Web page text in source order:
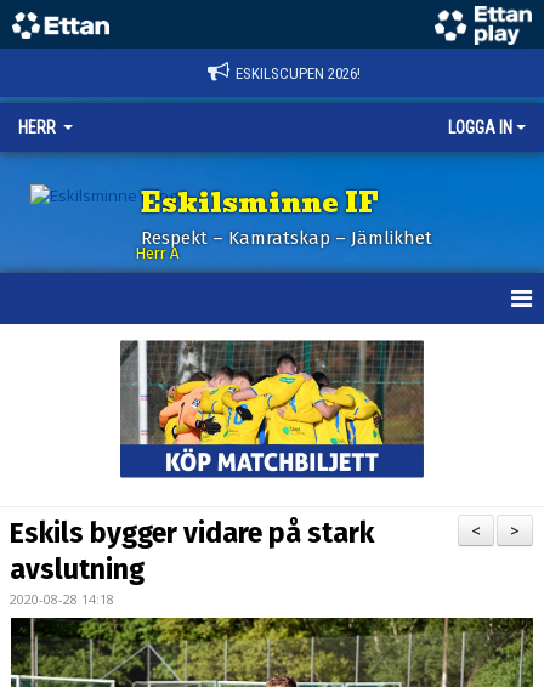
ESKILSCUPEN 2026!
HERR LOGGA IN
Eskilsminne IF
Respekt – Kamratskap – Jämlikhet
Herr A
BILDGALLERI
KONTAKT
MATCHER
>
<
Eskils bygger vidare på stark
avslutning
2020-08-28 14:18